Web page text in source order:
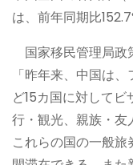
は、前年同期比
国家移民管理局政
「昨年来、中国は
ど15カ国に対して
行・観光、親族・友
これらの国の一般旅